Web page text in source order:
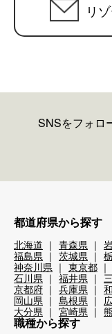
リ
SNSをフォロ
都道府県から探す
北海道 青森県
福島県
茨城県
神奈川県
東京都
石川県
福井県
京都府
兵庫県
岡山県
島根県
大分県
宮崎県
職種から探す